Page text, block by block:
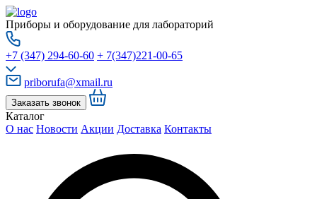
Приборы и оборудование для лабораторий
+7 (347) 294-60-60 + 7(347)221-00-65
priborufa@xmail.ru
Заказать звонок
Каталог
О нас Новости Акции Доставка Контакты